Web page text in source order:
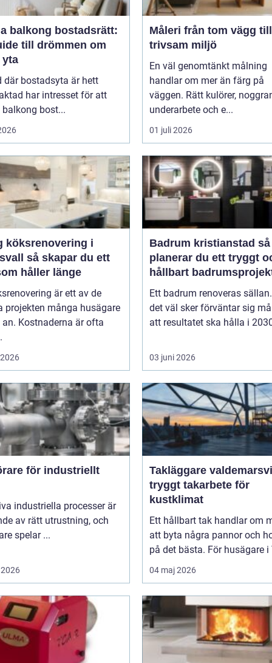
balkong bostadsrätt:
till drömmen om
yta
där bostadsyta är hett
har intresset för att
bost...
Måleri från tom vägg till
trivsam miljö
En väl genomtänkt målning
handlar om mer än färg på
väggen. Rätt kulörer,
underarbete och e...
01 juli 2026
köksrenovering i
du ett
håller länge
är ett av de
projekten många husägare
Kostnaderna är ofta
Badrum kristianstad så
planerar du ett tryggt
hållbart
Ett badrum renoveras
det väl sker förväntar sig
att resultatet ska hålla i
03 juni 2026
för industriellt
industriella processer är
av rätt utrustning, och
spelar ...
Takläggare
tryggt takarbete för
kustklimat
Ett hållbart tak handlar om
att byta några pannor och
på det bästa. För husägare i
04 maj 2026